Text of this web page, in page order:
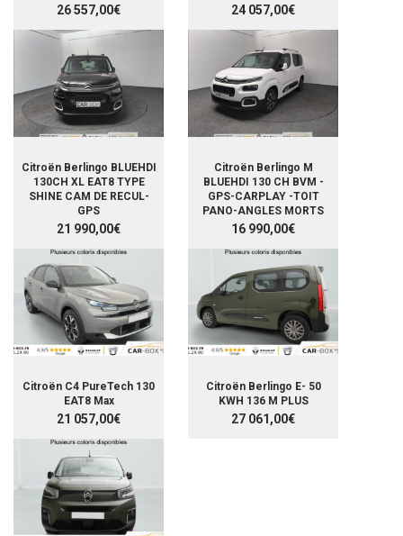
26 557,00€ 24 057,00€
Citroën Berlingo BLUEHDI
130CH XL EAT8 TYPE
SHINE CAM DE RECUL-
GPS
21 990,00€
Citroën Berlingo M
BLUEHDI 130 CH BVM -
GPS-CARPLAY -TOIT
PANO-ANGLES MORTS
16 990,00€
Citroën C4 PureTech 130
EAT8 Max
21 057,00€
Citroën Berlingo E- 50
KWH 136 M PLUS
27 061,00€